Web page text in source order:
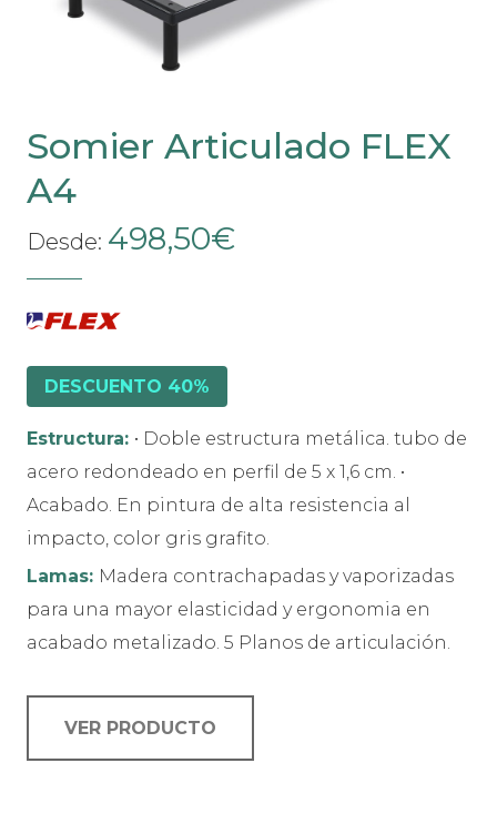
producto
Somier Articulado FLEX
A4
Desde: 498,50€
DESCUENTO 40%
Estructura: • Doble estructura metálica. tubo de
acero redondeado en perfil de 5 x 1,6 cm. •
Acabado. En pintura de alta resistencia al
impacto, color gris grafito.
Lamas: Madera contrachapadas y vaporizadas
para una mayor elasticidad y ergonomia en
acabado metalizado. 5 Planos de articulación.
VER PRODUCTO